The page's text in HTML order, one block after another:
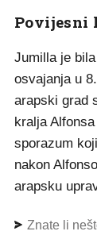
Povijesni
Jumilla je
osvajanja u
arapski grad
kralja
sporazum
nakon
arapsku
Znate li